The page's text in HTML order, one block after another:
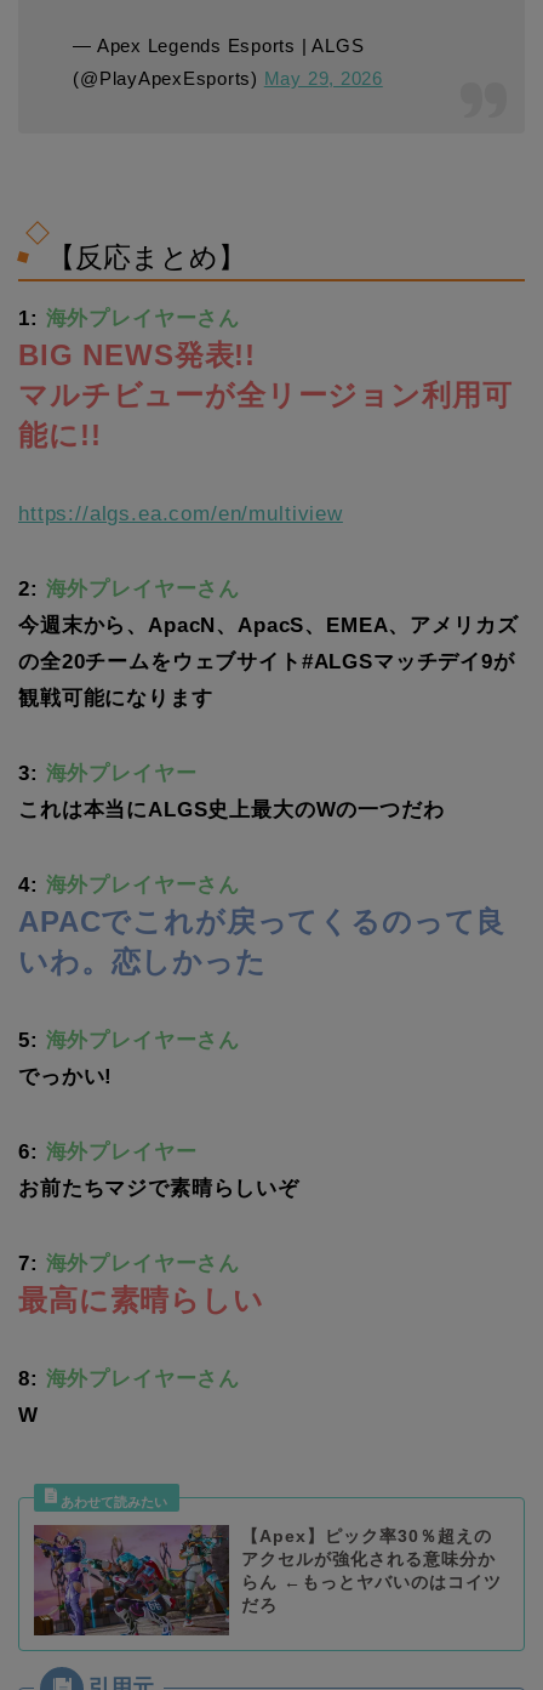
— Apex Legends Esports | ALGS
(@PlayApexEsports) May 29, 2026
【反応まとめ】
1: 海外プレイヤーさん
BIG NEWS発表!!
マルチビューが全リージョン利用可
能に!!
https://algs.ea.com/en/multiview
2: 海外プレイヤーさん
今週末から、ApacN、ApacS、EMEA、アメリカズ
の全20チームをウェブサイト#ALGSマッチデイ9が
観戦可能になります
3: 海外プレイヤー
これは本当にALGS史上最大のWの一つだわ
4: 海外プレイヤーさん
APACでこれが戻ってくるのって良
いわ。恋しかった
5: 海外プレイヤーさん
でっかい!
6: 海外プレイヤー
お前たちマジで素晴らしいぞ
7: 海外プレイヤーさん
最高に素晴らしい
8: 海外プレイヤーさん
W
【Apex】ピック率30％超えの
アクセルが強化される意味分か
らん ←もっとヤバいのはコイツ
だろ